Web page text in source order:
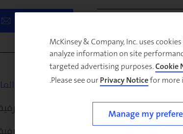
الرائدة حول
وتعزيز الجهود
الرقمية.
المصرفية
مباشرة
ساهم شينال في
قطاع الخدمات
الخدمات
الخدمات
McKinsey & Company, Inc. uses
analyze information on site
targeted advertising purposes.Cookie
Please see ourPrivacy Noticefor more
Manage my